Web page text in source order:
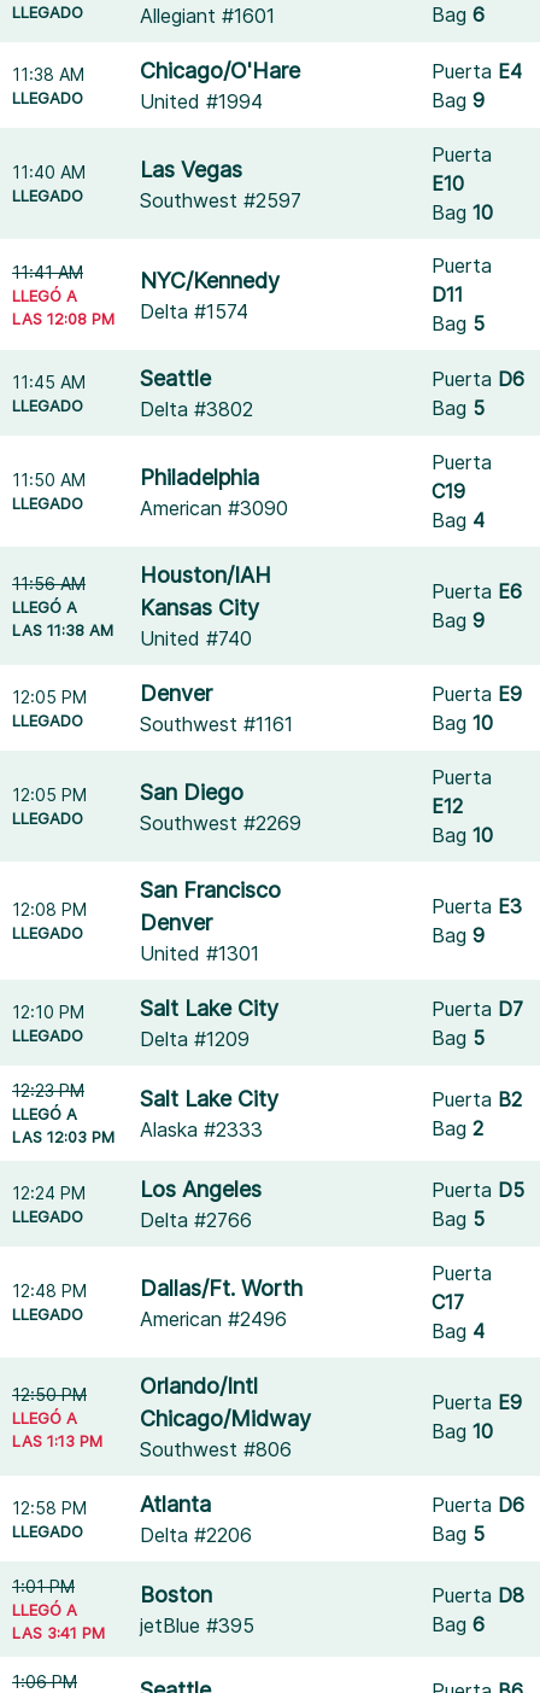
LLEGADO Allegiant #1601
Bag6
11:38 AM
LLEGADO
Chicago/O'Hare
United #1994
Puerta E4
Bag9
11:40 AM
LLEGADO
Las Vegas
Southwest #2597
Puerta
E10
Bag10
11:41 AM
LLEGÓ A
LAS 12:08 PM
NYC/Kennedy
Delta #1574
Puerta
D11
Bag 5
11:45 AM
LLEGADO
Seattle
Delta #3802
Puerta D6
Bag 5
11:50 AM
LLEGADO
Philadelphia
American #3090
Puerta
C19
Bag 4
11:56 AM
LLEGÓ A
LAS 11:38 AM
Houston/IAH
Kansas City
United #740
Puerta E6
Bag9
12:05 PM
LLEGADO
Denver
Southwest #1161
Puerta E9
Bag10
12:05 PM
LLEGADO
San Diego
Southwest #2269
Puerta
E12
Bag10
12:08 PM
LLEGADO
San Francisco
Denver
United #1301
Puerta E3
Bag9
12:10 PM
LLEGADO
Salt Lake City
Delta #1209
Puerta D7
Bag 5
12:23 PM
LLEGÓ A
LAS 12:03 PM
Salt Lake City
Alaska #2333
Puerta B2
Bag2
12:24 PM
LLEGADO
Los Angeles
Delta #2766
Puerta D5
Bag 5
12:48 PM
LLEGADO
Dallas/Ft. Worth
American #2496
Puerta
C17
Bag 4
12:50 PM
LLEGÓ A
LAS 1:13 PM
Orlando/Intl
Chicago/Midway
Southwest #806
Puerta E9
Bag10
12:58 PM
LLEGADO
Atlanta
Delta #2206
Puerta D6
Bag 5
1:01 PM
LLEGÓ A
LAS 3:41 PM
Boston
jetBlue #395
Puerta D8
Bag6
1:06 PM